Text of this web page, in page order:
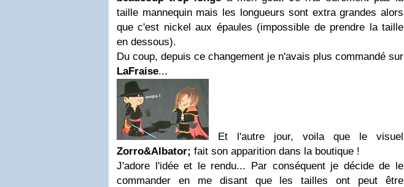
taille mannequin mais les longueurs sont extra grandes alors
que c'est nickel aux épaules (impossible de prendre la taille
en dessous).
Du coup, depuis ce changement je n'avais plus commandé sur
LaFraise...
Et l'autre jour, voila que le visuel
Zorro&Albator; fait son apparition dans la boutique !
J'adore l'idée et le rendu... Par conséquent je décide de le
commander en me disant que les tailles ont peut être